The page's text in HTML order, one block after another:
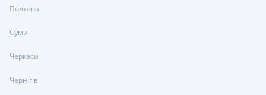
Полтава
Суми
Черкаси
Чернігів